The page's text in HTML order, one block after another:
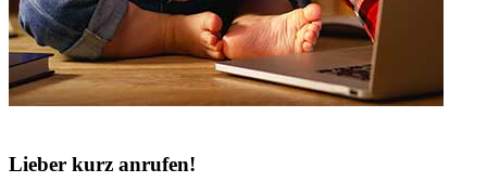
Lieber kurz anrufen!